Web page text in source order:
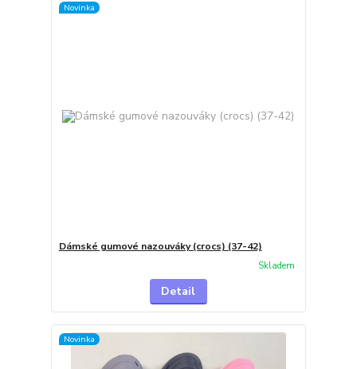
Novinka
Dámské gumové nazouváky (crocs) (37-42)
Skladem
Detail
Novinka